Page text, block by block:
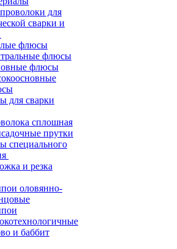
для
сварки и
флюсы
флюсы
флюсы
для сварки
сплошная
прутки
специального
и резка
оловянно-
и баббит